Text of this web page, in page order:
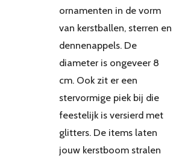
ornamenten in de vorm
van kerstballen, sterren en
dennenappels. De
diameter is ongeveer 8
cm. Ook zit er een
stervormige piek bij die
feestelijk is versierd met
glitters. De items laten
jouw kerstboom stralen